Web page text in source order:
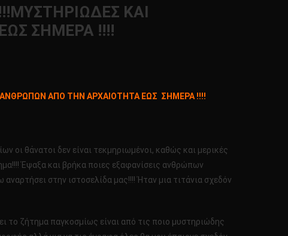
ΚΑΙ
ΣΗΜΕΡΑ !!!!
ΑΝΘΡΩΠΩΝ ΑΠΟ ΤΗΝ ΑΡΧΑΙΟΤΗΤΑ ΕΩΣ ΣΗΜΕΡΑ !!!!
οι θάνατοι δεν είναι τεκμηριωμένοι, καθώς και μερικές
Έψαξα και βρήκα ποιες εξαφανίσεις ανθρώπων
στην ιστοσελίδα μας!!!! Ήταν μια τιτάνια σχεδόν
το ζήτημα παγκοσμίως είναι από τις ποιο μυστηριώδης